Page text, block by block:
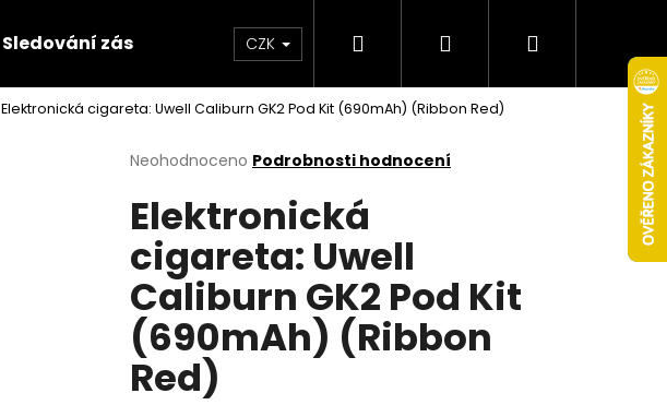
Sledování zásilek Obchodní podmínky Věrnostní program
CZK Hledat PřihlášeníNákupní
Elektronická cigareta: Uwell Caliburn GK2 Pod Kit (690mAh) (Ribbon Red)
Průměrné
produktu
je
z
5
hvězdiček.
Neohodnoceno Podrobnosti hodnocení
Elektronická
cigareta: Uwell
Caliburn GK2 Pod Kit
(690mAh) (Ribbon
Red)